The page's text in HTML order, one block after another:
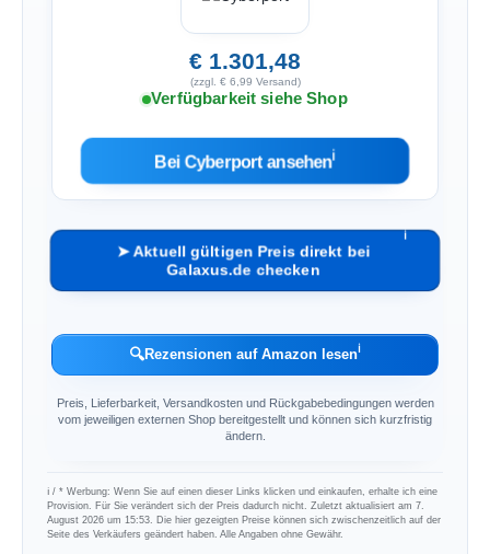
€ 1.301,48
(zzgl. € 6,99 Versand)
Verfügbarkeit siehe Shop
Bei Cyberport ansehenℹ︎
➤ Aktuell gültigen Preis direkt bei
Galaxus.de checken
ℹ︎
🔍Rezensionen auf Amazon lesenℹ︎
Preis, Lieferbarkeit, Versandkosten und Rückgabebedingungen werden
vom jeweiligen externen Shop bereitgestellt und können sich kurzfristig
ändern.
ℹ︎ / * Werbung: Wenn Sie auf einen dieser Links klicken und einkaufen, erhalte ich eine
Provision. Für Sie verändert sich der Preis dadurch nicht. Zuletzt aktualisiert am 7.
August 2026 um 15:53. Die hier gezeigten Preise können sich zwischenzeitlich auf der
Seite des Verkäufers geändert haben. Alle Angaben ohne Gewähr.